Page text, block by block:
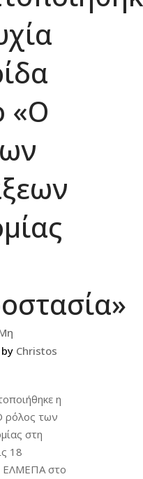
«Ο
by Christos
η
ρόλος των
στη
18
ΕΛΜΕΠΑ στο